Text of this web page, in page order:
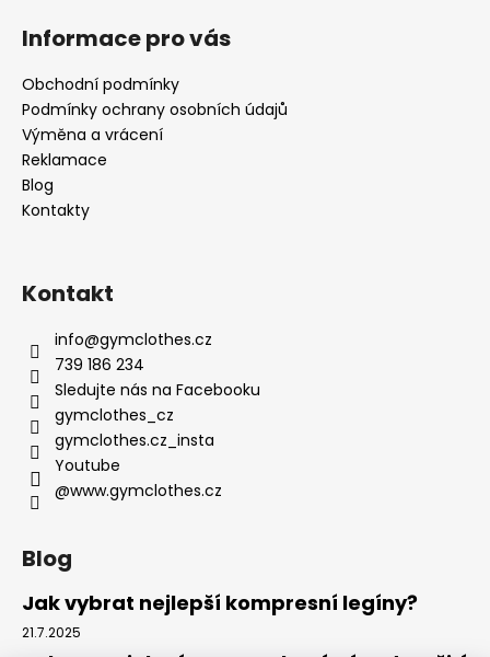
Informace pro vás
Obchodní podmínky
Podmínky ochrany osobních údajů
Výměna a vrácení
Reklamace
Blog
Kontakty
Kontakt
info@gymclothes.cz
739 186 234
Sledujte nás na Facebooku
gymclothes_cz
gymclothes.cz_insta
Youtube
@www.gymclothes.cz
Blog
Jak vybrat nejlepší kompresní legíny?
21.7.2025